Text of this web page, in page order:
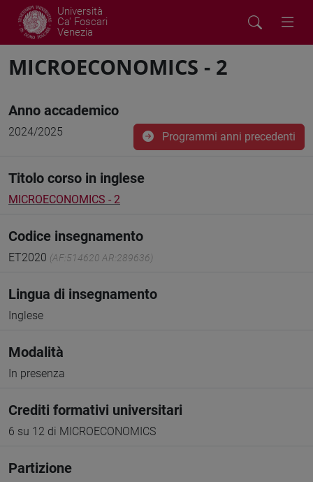
Università
Ca' Foscari
Venezia
MICROECONOMICS - 2
Anno accademico
2024/2025 Programmi anni precedenti
Titolo corso in inglese
MICROECONOMICS - 2
Codice insegnamento
ET2020 (AF:514620 AR:289636)
Lingua di insegnamento
Inglese
Modalità
In presenza
Crediti formativi universitari
6 su 12 di MICROECONOMICS
Partizione